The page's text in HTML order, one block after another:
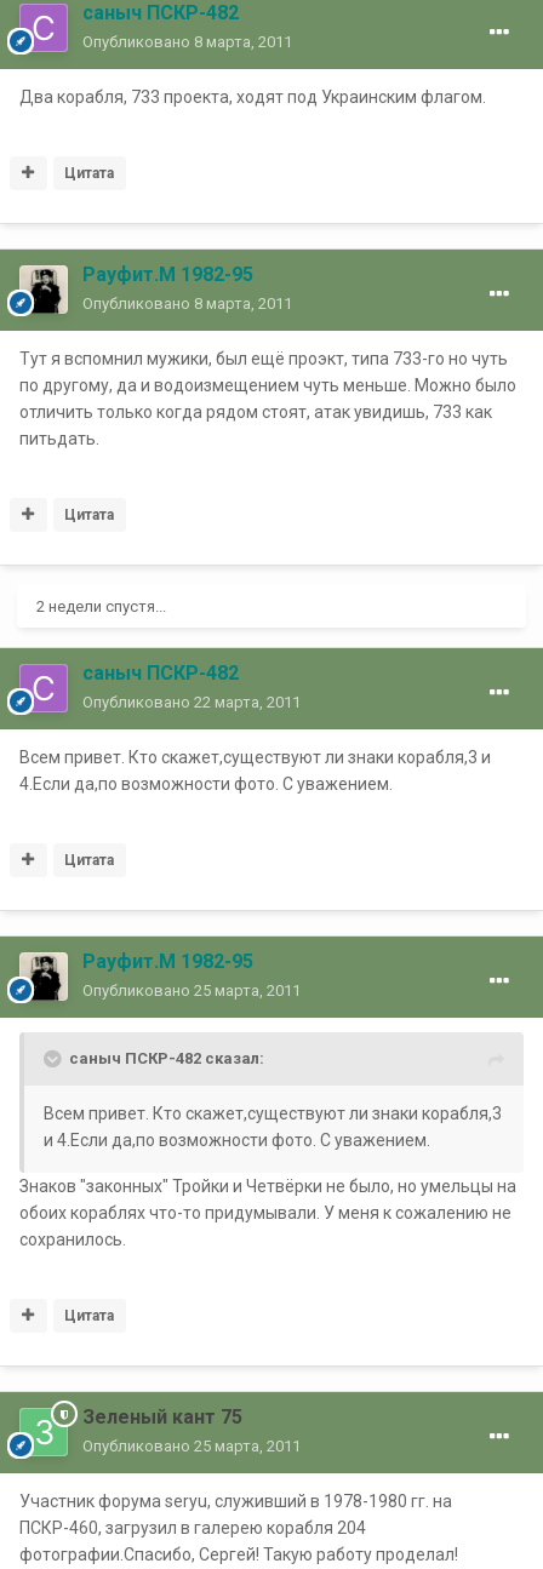
саныч ПСКР-482
Опубликовано 8 марта, 2011
Два корабля, 733 проекта, ходят под Украинским флагом.
Цитата
Рауфит.М 1982-95
Опубликовано 8 марта, 2011
Тут я вспомнил мужики, был ещё проэкт, типа 733-го но чуть
по другому, да и водоизмещением чуть меньше. Можно было
отличить только когда рядом стоят, атак увидишь, 733 как
питьдать.
Цитата
2 недели спустя...
саныч ПСКР-482
Опубликовано 22 марта, 2011
Всем привет. Кто скажет,существуют ли знаки корабля,3 и
4.Если да,по возможности фото. С уважением.
Цитата
Рауфит.М 1982-95
Опубликовано 25 марта, 2011
саныч ПСКР-482 сказал:
Всем привет. Кто скажет,существуют ли знаки корабля,3
и 4.Если да,по возможности фото. С уважением.
Знаков "законных" Тройки и Четвёрки не было, но умельцы на
обоих кораблях что-то придумывали. У меня к сожалению не
сохранилось.
Цитата
Зеленый кант 75
Опубликовано 25 марта, 2011
Участник форума seryu, служивший в 1978-1980 гг. на
ПСКР-460, загрузил в галерею корабля 204
фотографии.Спасибо, Сергей! Такую работу проделал!